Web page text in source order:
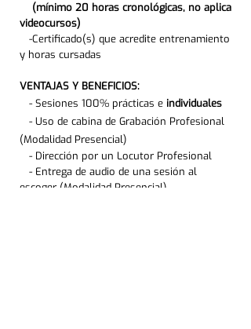
(mínimo 20 horas cronológicas, no aplica
videocursos)
-Certificado(s) que acredite entrenamiento
y horas cursadas
VENTAJAS Y BENEFICIOS:
- Sesiones 100% prácticas e individuales
- Uso de cabina de Grabación Profesional
(Modalidad Presencial)
- Dirección por un Locutor Profesional
- Entrega de audio de una sesión al
escoger (Modalidad Presencial)